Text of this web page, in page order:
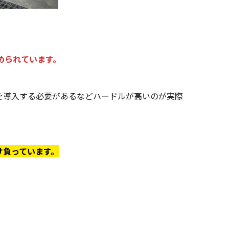
れています。
入する必要があるなどハードルが高いのが実際
っています。